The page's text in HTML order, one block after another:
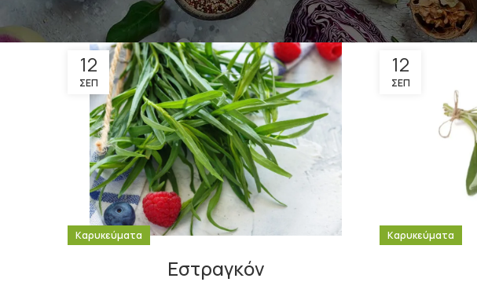
12
ΣΕΠ
Καρυκεύματα
Εστραγκόν
12
ΣΕΠ
Καρυκεύματα